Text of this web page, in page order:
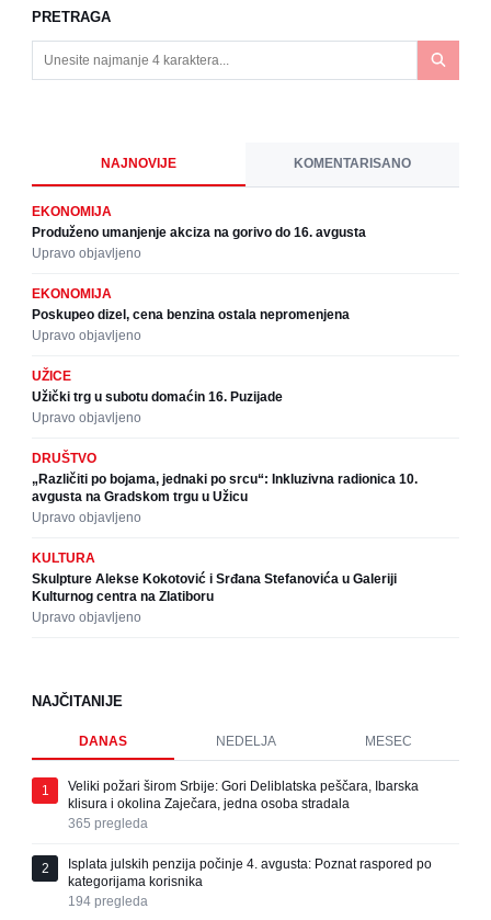
PRETRAGA
NAJNOVIJE KOMENTARISANO
EKONOMIJA
Produženo umanjenje akciza na gorivo do 16. avgusta
Upravo objavljeno
EKONOMIJA
Poskupeo dizel, cena benzina ostala nepromenjena
Upravo objavljeno
UŽICE
Užički trg u subotu domaćin 16. Puzijade
Upravo objavljeno
DRUŠTVO
„Različiti po bojama, jednaki po srcu“: Inkluzivna radionica 10.
avgusta na Gradskom trgu u Užicu
Upravo objavljeno
KULTURA
Skulpture Alekse Kokotović i Srđana Stefanovića u Galeriji
Kulturnog centra na Zlatiboru
Upravo objavljeno
NAJČITANIJE
DANAS NEDELJA MESEC
1
Veliki požari širom Srbije: Gori Deliblatska peščara, Ibarska
klisura i okolina Zaječara, jedna osoba stradala
365 pregleda
2
Isplata julskih penzija počinje 4. avgusta: Poznat raspored po
kategorijama korisnika
194 pregleda